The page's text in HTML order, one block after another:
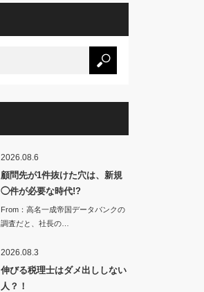
2026.08.6
顧問先が1件抜けた穴は、新規
◯件が必要な時代!?
From：高名一成帝国データバンクの
調査だと、社長の…
2026.08.3
伸びる税理士はダメ出ししない
人？！